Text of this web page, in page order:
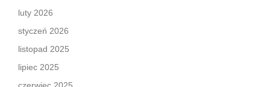
luty 2026
styczeń 2026
listopad 2025
lipiec 2025